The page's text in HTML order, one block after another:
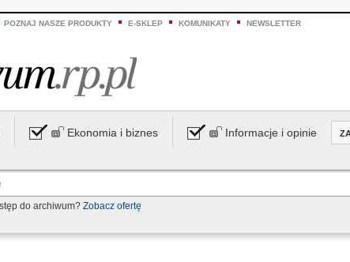
POZNAJ NASZE PRODUKTY E-SKLEP KOMUNIKATY NEWSLETTER
Ekonomia i biznes Informacje i opinie
do archiwum? Zobacz ofertę